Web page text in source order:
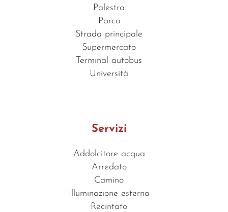
Palestra
Parco
Strada principale
Supermercato
Terminal autobus
Università
Servizi
Addolcitore acqua
Arredato
Camino
Illuminazione esterna
Recintato